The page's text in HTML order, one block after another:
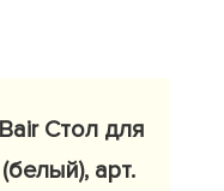
Стол для
арт.